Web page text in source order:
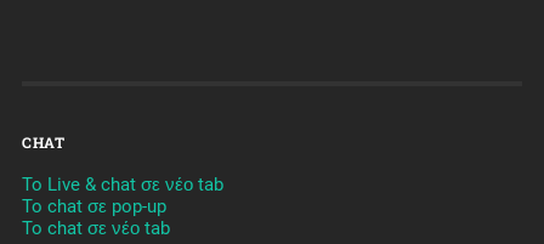
CHAT
To Live & chat σε νέο tab
To chat σε pop-up
To chat σε νέο tab